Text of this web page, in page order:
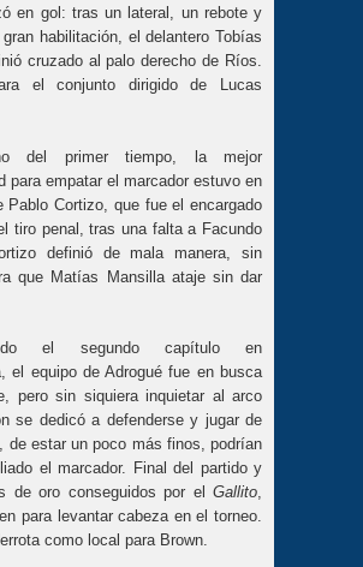
en gol: tras un lateral, un rebote y
habilitación, el delantero Tobías
cruzado al palo derecho de Ríos.
el conjunto dirigido de Lucas
del primer tiempo, la mejor
para empatar el marcador estuvo en
Pablo Cortizo, que fue el encargado
tiro penal, tras una falta a Facundo
definió de mala manera, sin
que Matías Mansilla ataje sin dar
el segundo capítulo en
el equipo de Adrogué fue en busca
pero sin siquiera inquietar al arco
se dedicó a defenderse y jugar de
de estar un poco más finos, podrían
el marcador. Final del partido y
de oro conseguidos por el Gallito,
para levantar cabeza en el torneo.
como local para Brown.